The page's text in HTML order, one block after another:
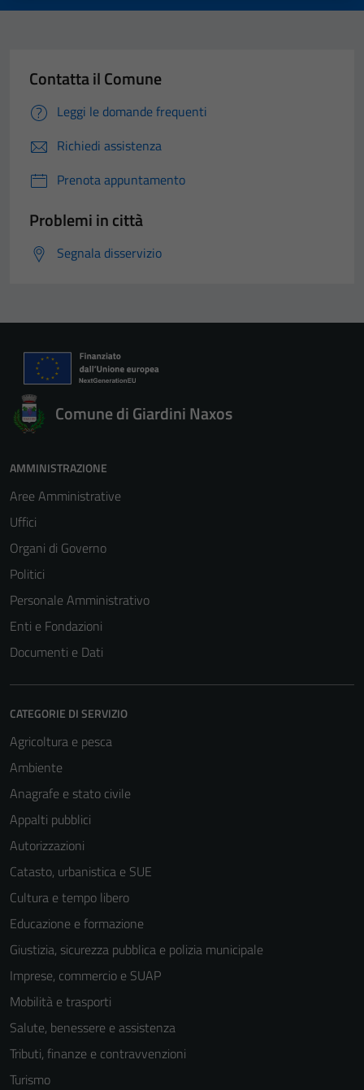
Contatta il Comune
Leggi le domande frequenti
Richiedi assistenza
Prenota appuntamento
Problemi in città
Segnala disservizio
Comune di Giardini Naxos
AMMINISTRAZIONE
Aree Amministrative
Uffici
Organi di Governo
Politici
Personale Amministrativo
Enti e Fondazioni
Documenti e Dati
CATEGORIE DI SERVIZIO
Agricoltura e pesca
Ambiente
Anagrafe e stato civile
Appalti pubblici
Autorizzazioni
Catasto, urbanistica e SUE
Cultura e tempo libero
Educazione e formazione
Giustizia, sicurezza pubblica e polizia municipale
Imprese, commercio e SUAP
Mobilità e trasporti
Salute, benessere e assistenza
Tributi, finanze e contravvenzioni
Turismo